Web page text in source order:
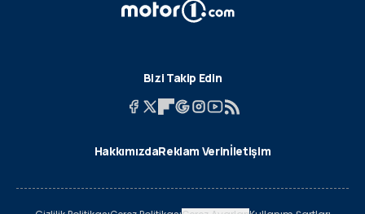
Bizi Takip Edin
HakkımızdaReklam Verinİletişim